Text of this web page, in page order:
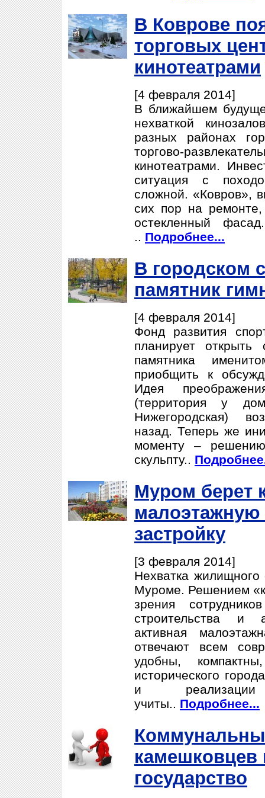
В Коврове
торговых
кинотеатрами
[4 февраля 2014]
В ближайшем
нехваткой
разных районах
торгово-
кинотеатрами.
ситуация с
сложной. «Ковров»,
сих пор на
остекленный
.. Подробнее...
В городском
памятник
[4 февраля 2014]
Фонд развития
планирует открыть
памятника
приобщить к
Идея
(территория у
Нижегородская)
назад. Теперь же
моменту –
скульпту..
Муром берет
застройку
[3 февраля 2014]
Нехватка
Муроме. Решением
зрения
строительства и
активная
отвечают всем
удобны,
исторического
и
учиты.. Подробнее...
государство